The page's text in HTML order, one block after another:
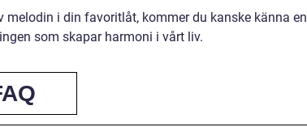
i din favoritlåt, kommer du kanske känna en
som skapar harmoni i vårt liv.